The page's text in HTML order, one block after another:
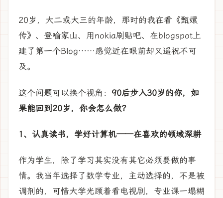
20岁，大二或大三的年龄，那时的我在看《甄嬛
传》、登喻家山、用nokia刷贴吧、在blogspot上
建了第一个Blog……感觉近在眼前却又遥祝不可
及。
这个问题可以换个视角： 90后步入30岁的你，如
果能回到20岁，你会怎么做？
1、认真读书，学好计算机——在喜欢的领域深耕
作为学生，除了学习其实没有其它必须要做的事
情。我当年选择了数学专业，主动选择的，不是被
调剂的，可惜大学光顾着看电视剧，专业课一塌糊